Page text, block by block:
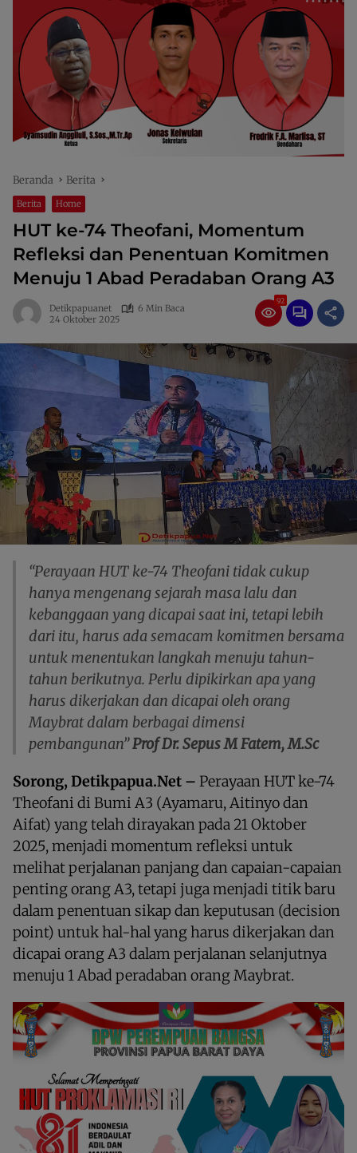
Beranda Berita
Berita Home
HUT ke-74 Theofani, Momentum
Refleksi dan Penentuan Komitmen
Menuju 1 Abad Peradaban Orang A3
Detikpapuanet
6 Min Baca
24 Oktober 2025
92
“Perayaan HUT ke-74 Theofani tidak cukup
hanya mengenang sejarah masa lalu dan
kebanggaan yang dicapai saat ini, tetapi lebih
dari itu, harus ada semacam komitmen bersama
untuk menentukan langkah menuju tahun-
tahun berikutnya. Perlu dipikirkan apa yang
harus dikerjakan dan dicapai oleh orang
Maybrat dalam berbagai dimensi
pembangunan”Prof Dr. Sepus M Fatem, M.Sc
Sorong, Detikpapua.Net – Perayaan HUT ke-74
Theofani di Bumi A3 (Ayamaru, Aitinyo dan
Aifat) yang telah dirayakan pada 21 Oktober
2025, menjadi momentum refleksi untuk
melihat perjalanan panjang dan capaian-capaian
penting orang A3, tetapi juga menjadi titik baru
dalam penentuan sikap dan keputusan (decision
point) untuk hal-hal yang harus dikerjakan dan
dicapai orang A3 dalam perjalanan selanjutnya
menuju 1 Abad peradaban orang Maybrat.